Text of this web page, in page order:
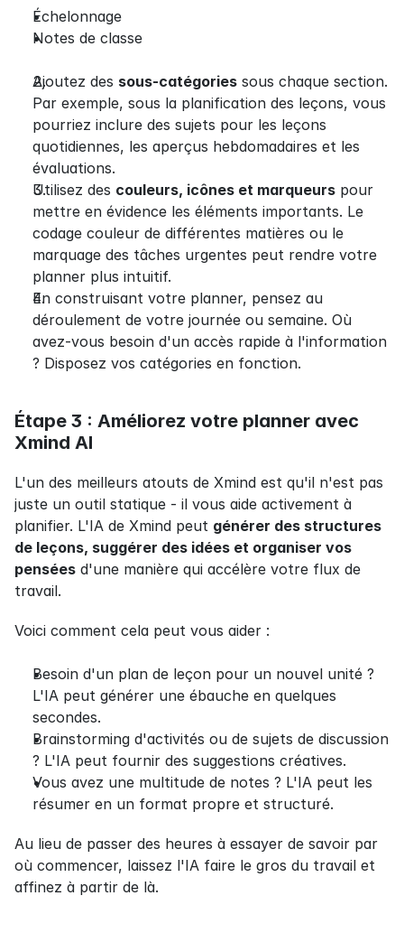
Échelonnage
Notes de classe
Ajoutez des sous-catégories sous chaque section.
Par exemple, sous la planification des leçons, vous
pourriez inclure des sujets pour les leçons
quotidiennes, les aperçus hebdomadaires et les
évaluations.
Utilisez des couleurs, icônes et marqueurs pour
mettre en évidence les éléments importants. Le
codage couleur de différentes matières ou le
marquage des tâches urgentes peut rendre votre
planner plus intuitif.
En construisant votre planner, pensez au
déroulement de votre journée ou semaine. Où
avez-vous besoin d'un accès rapide à l'information
? Disposez vos catégories en fonction.
Étape 3 : Améliorez votre planner avec
Xmind AI
L'un des meilleurs atouts de Xmind est qu'il n'est pas
juste un outil statique - il vous aide activement à
planifier. L'IA de Xmind peut générer des structures
de leçons, suggérer des idées et organiser vos
pensées d'une manière qui accélère votre flux de
travail.
Voici comment cela peut vous aider :
Besoin d'un plan de leçon pour un nouvel unité ?
L'IA peut générer une ébauche en quelques
secondes.
Brainstorming d'activités ou de sujets de discussion
? L'IA peut fournir des suggestions créatives.
Vous avez une multitude de notes ? L'IA peut les
résumer en un format propre et structuré.
Au lieu de passer des heures à essayer de savoir par
où commencer, laissez l'IA faire le gros du travail et
affinez à partir de là.